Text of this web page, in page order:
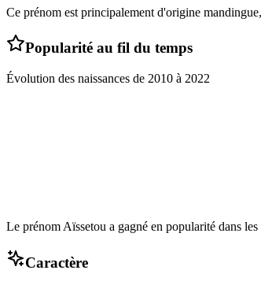
Ce prénom est principalement d'origine
Popularité au fil du temps
Évolution des naissances de 2010 à 2022
Le prénom Aïssetou a gagné en popularité dans
Caractère